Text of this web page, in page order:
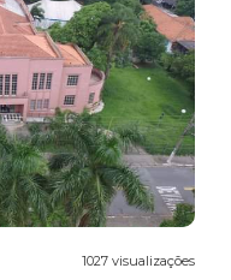
1027 visualizações